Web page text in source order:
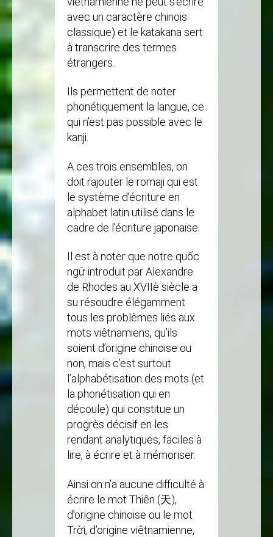
avec un caractère chinois
classique) et le katakana sert
à transcrire des termes
étrangers.
Ils permettent de noter
phonétiquement la langue, ce
qui n’est pas possible avec le
kanji.
A ces trois ensembles, on
doit rajouter le romaji qui est
le système d’écriture en
alphabet latin utilisé dans le
cadre de l’écriture japonaise.
Il est à noter que notre quốc
ngữ introduit par Alexandre
de Rhodes au XVIIè siècle a
su résoudre élégamment
tous les problèmes liés aux
mots viêtnamiens, qu’ils
soient d’origine chinoise ou
non, mais c’est surtout
l’alphabétisation des mots (et
la phonétisation qui en
découle) qui constitue un
progrès décisif en les
rendant analytiques, faciles à
lire, à écrire et à mémoriser.
Ainsi on n’a aucune difficulté à
écrire le mot Thiên (天),
d’origine chinoise ou le mot
Trời, d’origine viêtnamienne,